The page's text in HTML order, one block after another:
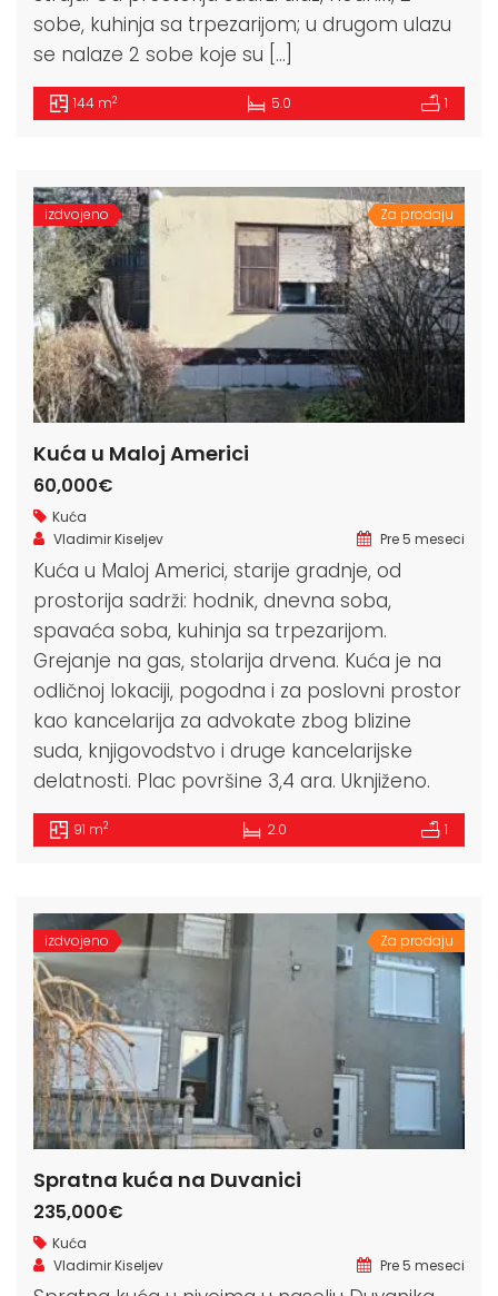
sobe, kuhinja sa trpezarijom; u drugom ulazu
se nalaze 2 sobe koje su […]
144 m2 5.0 1
izdvojeno Za prodaju
Kuća u Maloj Americi
60,000€
Kuća
Vladimir Kiseljev
Pre 5 meseci
Kuća u Maloj Americi, starije gradnje, od
prostorija sadrži: hodnik, dnevna soba,
spavaća soba, kuhinja sa trpezarijom.
Grejanje na gas, stolarija drvena. Kuća je na
odličnoj lokaciji, pogodna i za poslovni prostor
kao kancelarija za advokate zbog blizine
suda, knjigovodstvo i druge kancelarijske
delatnosti. Plac površine 3,4 ara. Uknjiženo.
91 m2 2.0 1
izdvojeno Za prodaju
Spratna kuća na Duvanici
235,000€
Kuća
Vladimir Kiseljev
Pre 5 meseci